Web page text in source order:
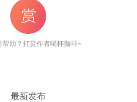
帮助？打赏作者喝杯咖啡~
最新发布